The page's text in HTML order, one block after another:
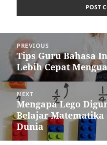
navigation
PREVIOUS
Previous
post:
Tips Guru Bahasa
Lebih Cepat
NEXT
Next
post:
Mengapa Lego
Belajar Matematika
Dunia